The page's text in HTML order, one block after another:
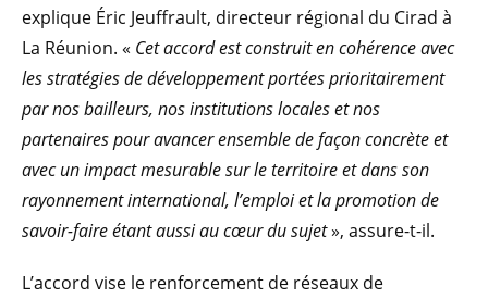
explique Éric Jeuffrault, directeur régional du Cirad à
La Réunion. « Cet accord est construit en cohérence avec
les stratégies de développement portées prioritairement
par nos bailleurs, nos institutions locales et nos
partenaires pour avancer ensemble de façon concrète et
avec un impact mesurable sur le territoire et dans son
rayonnement international, l’emploi et la promotion de
savoir-faire étant aussi au cœur du sujet», assure-t-il.
L’accord vise le renforcement de réseaux de